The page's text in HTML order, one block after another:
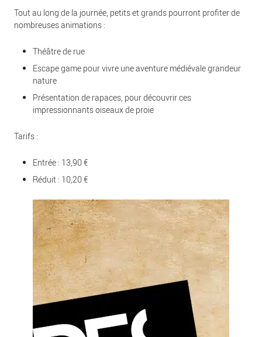
Tout au long de la journée, petits et grands pourront profiter de
nombreuses animations :
Théâtre de rue
Escape game pour vivre une aventure médiévale grandeur
nature
Présentation de rapaces, pour découvrir ces
impressionnants oiseaux de proie
Tarifs :
Entrée : 13,90 €
Réduit : 10,20 €